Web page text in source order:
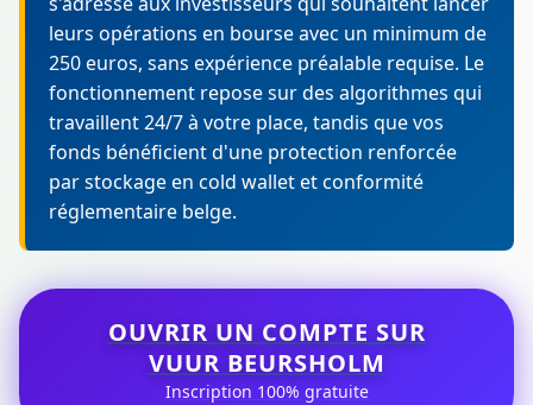
leurs opérations en bourse avec un minimum de
250 euros, sans expérience préalable requise. Le
fonctionnement repose sur des algorithmes qui
travaillent 24/7 à votre place, tandis que vos
fonds bénéficient d'une protection renforcée
par stockage en cold wallet et conformité
réglementaire belge.
OUVRIR UN COMPTE SUR
VUUR BEURSHOLM
Inscription 100% gratuite